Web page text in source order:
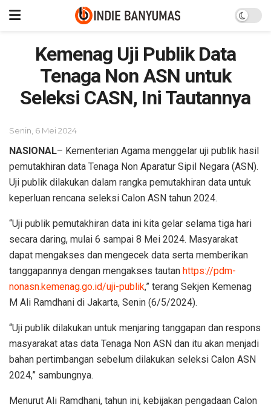
Kemenag Uji Publik Data
Tenaga Non ASN untuk
Seleksi CASN, Ini Tautannya
Senin, 6 Mei 2024
NASIONAL– Kementerian Agama menggelar uji publik hasil
pemutakhiran data Tenaga Non Aparatur Sipil Negara (ASN).
Uji publik dilakukan dalam rangka pemutakhiran data untuk
keperluan rencana seleksi Calon ASN tahun 2024.
“Uji publik pemutakhiran data ini kita gelar selama tiga hari
secara daring, mulai 6 sampai 8 Mei 2024. Masyarakat
dapat mengakses dan mengecek data serta memberikan
tanggapannya dengan mengakses tautan https://pdm-
nonasn.kemenag.go.id/uji-publik,” terang Sekjen Kemenag
M Ali Ramdhani di Jakarta, Senin (6/5/2024).
“Uji publik dilakukan untuk menjaring ⁠tanggapan dan respons
masyarakat atas data Tenaga Non ASN dan itu akan menjadi
bahan pertimbangan sebelum dilakukan seleksi Calon ASN
2024,” sambungnya.
Menurut Ali Ramdhani, tahun ini, kebijakan pengadaan Calon